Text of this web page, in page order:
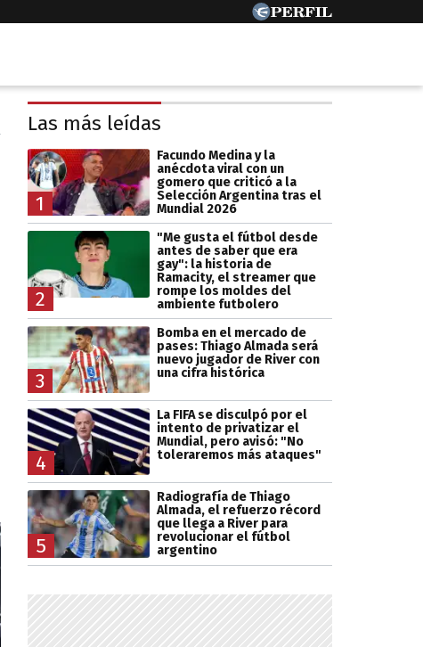
Las más leídas
1
Facundo Medina y la
anécdota viral con un
gomero que criticó a la
Selección Argentina tras el
Mundial 2026
2
"Me gusta el fútbol desde
antes de saber que era
gay": la historia de
Ramacity, el streamer que
rompe los moldes del
ambiente futbolero
3
Bomba en el mercado de
pases: Thiago Almada será
nuevo jugador de River con
una cifra histórica
4
La FIFA se disculpó por el
intento de privatizar el
Mundial, pero avisó: "No
toleraremos más ataques"
5
Radiografía de Thiago
Almada, el refuerzo récord
que llega a River para
revolucionar el fútbol
argentino